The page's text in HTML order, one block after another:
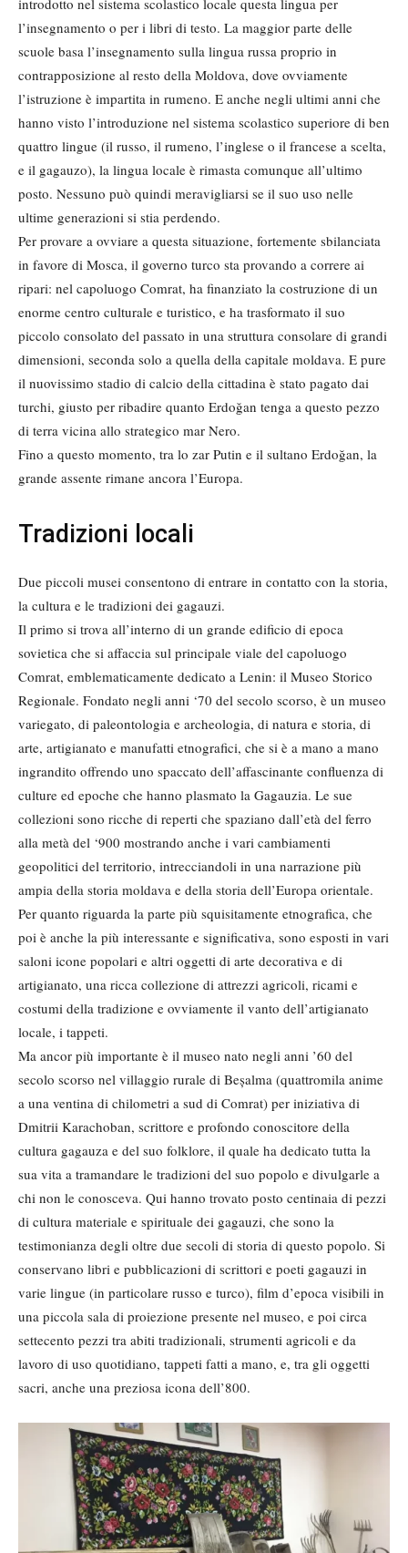
introdotto nel sistema scolastico locale questa lingua per
l’insegnamento o per i libri di testo. La maggior parte delle
scuole basa l’insegnamento sulla lingua russa proprio in
contrapposizione al resto della Moldova, dove ovviamente
l’istruzione è impartita in rumeno. E anche negli ultimi anni che
hanno visto l’introduzione nel sistema scolastico superiore di ben
quattro lingue (il russo, il rumeno, l’inglese o il francese a scelta,
e il gagauzo), la lingua locale è rimasta comunque all’ultimo
posto. Nessuno può quindi meravigliarsi se il suo uso nelle
ultime generazioni si stia perdendo.
Per provare a ovviare a questa situazione, fortemente sbilanciata
in favore di Mosca, il governo turco sta provando a correre ai
ripari: nel capoluogo Comrat, ha finanziato la costruzione di un
enorme centro culturale e turistico, e ha trasformato il suo
piccolo consolato del passato in una struttura consolare di grandi
dimensioni, seconda solo a quella della capitale moldava. E pure
il nuovissimo stadio di calcio della cittadina è stato pagato dai
turchi, giusto per ribadire quanto Erdoğan tenga a questo pezzo
di terra vicina allo strategico mar Nero.
Fino a questo momento, tra lo zar Putin e il sultano Erdoğan, la
grande assente rimane ancora l’Europa.
Tradizioni locali
Due piccoli musei consentono di entrare in contatto con la storia,
la cultura e le tradizioni dei gagauzi.
Il primo si trova all’interno di un grande edificio di epoca
sovietica che si affaccia sul principale viale del capoluogo
Comrat, emblematicamente dedicato a Lenin: il Museo Storico
Regionale. Fondato negli anni ‘70 del secolo scorso, è un museo
variegato, di paleontologia e archeologia, di natura e storia, di
arte, artigianato e manufatti etnografici, che si è a mano a mano
ingrandito offrendo uno spaccato dell’affascinante confluenza di
culture ed epoche che hanno plasmato la Gagauzia. Le sue
collezioni sono ricche di reperti che spaziano dall’età del ferro
alla metà del ‘900 mostrando anche i vari cambiamenti
geopolitici del territorio, intrecciandoli in una narrazione più
ampia della storia moldava e della storia dell’Europa orientale.
Per quanto riguarda la parte più squisitamente etnografica, che
poi è anche la più interessante e significativa, sono esposti in vari
saloni icone popolari e altri oggetti di arte decorativa e di
artigianato, una ricca collezione di attrezzi agricoli, ricami e
costumi della tradizione e ovviamente il vanto dell’artigianato
locale, i tappeti.
Ma ancor più importante è il museo nato negli anni ’60 del
secolo scorso nel villaggio rurale di Beșalma (quattromila anime
a una ventina di chilometri a sud di Comrat) per iniziativa di
Dmitrii Karachoban, scrittore e profondo conoscitore della
cultura gagauza e del suo folklore, il quale ha dedicato tutta la
sua vita a tramandare le tradizioni del suo popolo e divulgarle a
chi non le conosceva. Qui hanno trovato posto centinaia di pezzi
di cultura materiale e spirituale dei gagauzi, che sono la
testimonianza degli oltre due secoli di storia di questo popolo. Si
conservano libri e pubblicazioni di scrittori e poeti gagauzi in
varie lingue (in particolare russo e turco), film d’epoca visibili in
una piccola sala di proiezione presente nel museo, e poi circa
settecento pezzi tra abiti tradizionali, strumenti agricoli e da
lavoro di uso quotidiano, tappeti fatti a mano, e, tra gli oggetti
sacri, anche una preziosa icona dell’800.